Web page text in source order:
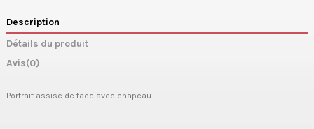
Description
Détails du produit
Avis(0)
Portrait assise de face avec chapeau